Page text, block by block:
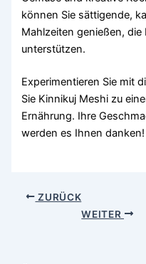
können Sie sättigende,
Mahlzeiten genießen, die
unterstützen.
Experimentieren Sie mit
Sie Kinnikuj Meshi zu
Ernährung. Ihre
werden es Ihnen danken!
ZURÜCK
WEITER